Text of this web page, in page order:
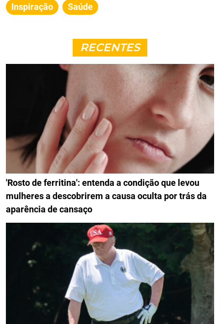
Inspiração
Saúde
RECENTES
'Rosto de ferritina': entenda a condição que levou
mulheres a descobrirem a causa oculta por trás da
aparência de cansaço